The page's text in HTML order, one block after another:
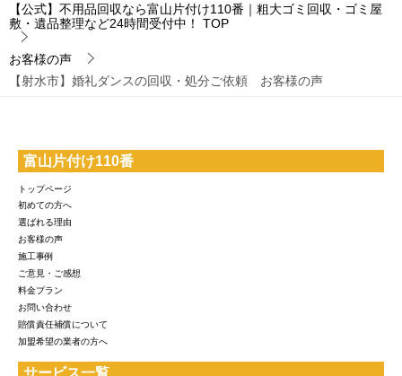
【公式】不用品回収なら富山片付け110番｜粗大ゴミ回収・ゴミ屋
敷・遺品整理など24時間受付中！
TOP
お客様の声
【射水市】婚礼ダンスの回収・処分ご依頼 お客様の声
富山片付け110番
トップページ
初めての方へ
選ばれる理由
お客様の声
施工事例
ご意見・ご感想
料金プラン
お問い合わせ
賠償責任補償について
加盟希望の業者の方へ
サービス一覧